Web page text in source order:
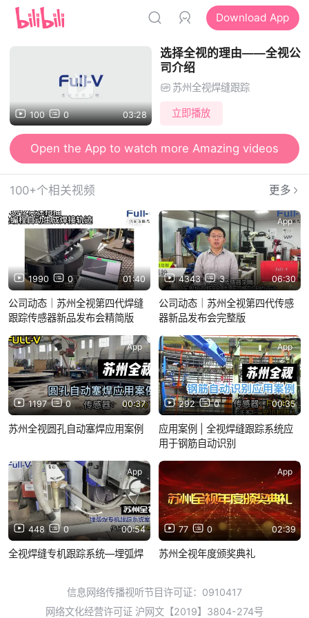
Download App
100 0 03:28
选择全视的理由——全视公
司介绍
苏州全视焊缝跟踪
立即播放
Open the App to watch more Amazing videos
100+个相关视频 更多
1990 0 01:40
App
公司动态｜苏州全视第四代焊缝
跟踪传感器新品发布会精简版
4343 3 06:30
App
公司动态｜苏州全视第四代传感
器新品发布会完整版
1197 0 00:37
App
苏州全视圆孔自动塞焊应用案例
292 0 00:35
App
应用案例 | 全视焊缝跟踪系统应
用于钢筋自动识别
448 0 00:54
App
全视焊缝专机跟踪系统—埋弧焊
77 0 02:39
App
苏州全视年度颁奖典礼
信息网络传播视听节目许可证：0910417
网络文化经营许可证 沪网文【2019】3804-274号